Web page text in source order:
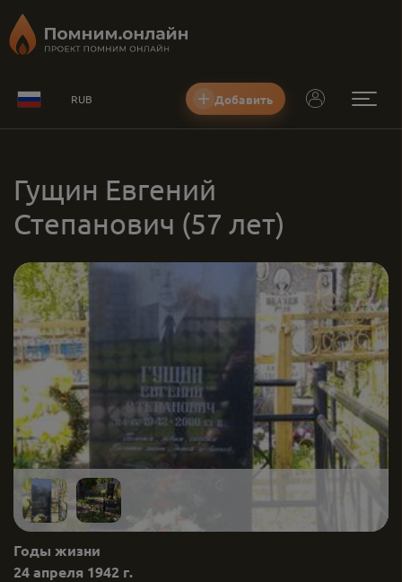
RUB Добавить
Гущин Евгений
Степанович (57 лет)
Годы жизни
24 апреля 1942 г.